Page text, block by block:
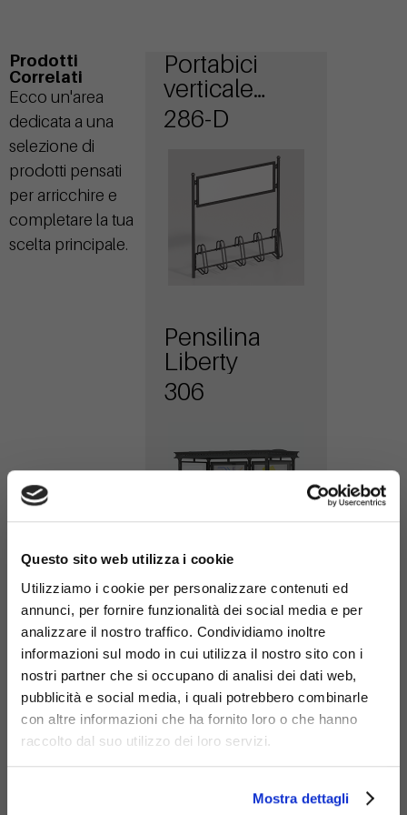
Questo sito web utilizza i cookie
Utilizziamo i cookie per personalizzare contenuti ed
annunci, per fornire funzionalità dei social media e per
analizzare il nostro traffico. Condividiamo inoltre
informazioni sul modo in cui utilizza il nostro sito con i
nostri partner che si occupano di analisi dei dati web,
pubblicità e social media, i quali potrebbero combinarle
con altre informazioni che ha fornito loro o che hanno
raccolto dal suo utilizzo dei loro servizi.
Mostra dettagli
Prodotti
Correlati
Ecco un'area
dedicata a una
selezione di
prodotti pensati
per arricchire e
completare la tua
scelta principale.
Portabici
verticale
Liberty
Display
286-D
Pensilina
Liberty
306
Cestone
Liberty
293